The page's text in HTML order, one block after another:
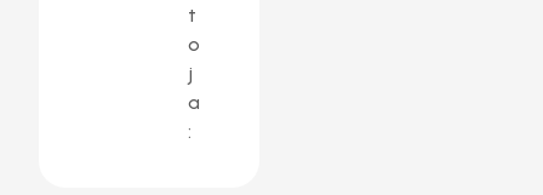
t
o
j
a
: